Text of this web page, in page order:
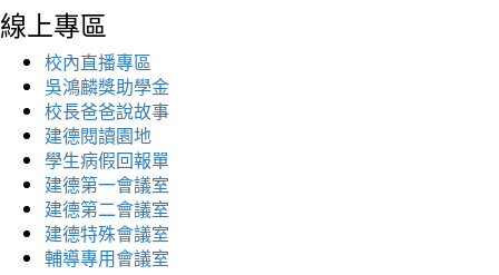
線上專區
校內直播專區
吳鴻麟獎助學金
校長爸爸說故事
建德閱讀園地
學生病假回報單
建德第一會議室
建德第二會議室
建德特殊會議室
輔導專用會議室